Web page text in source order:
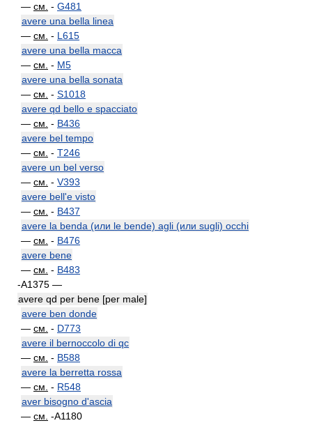
— см. - G481
avere una bella linea
— см. - L615
avere una bella macca
— см. - M5
avere una bella sonata
— см. - S1018
avere qd bello e spacciato
— см. - B436
avere bel tempo
— см. - T246
avere un bel verso
— см. - V393
avere bell'e visto
— см. - B437
avere la benda (или le bende) agli (или sugli) occhi
— см. - B476
avere bene
— см. - B483
-A1375 —
avere qd per bene [per male]
avere ben donde
— см. - D773
avere il bernoccolo di qc
— см. - B588
avere la berretta rossa
— см. - R548
aver bisogno d'ascia
— см. -A1180